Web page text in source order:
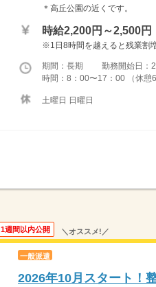
＊高丘公園の近くです。
時給2,200円～2,500円
※1日8時間を越えると残業割
期間：長期 勤務開始日：
時間：8：00〜17：00 （休
土曜日 日曜日
1週間以内公開 ＼オススメ!／
一般派遣
2026年10月スタート！